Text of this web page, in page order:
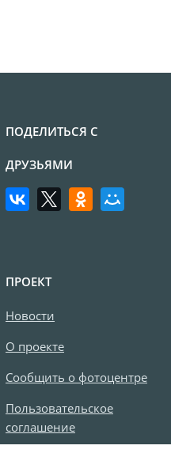
ПОДЕЛИТЬСЯ С
ДРУЗЬЯМИ
ПРОЕКТ
Новости
О проекте
Сообщить о фотоцентре
Пользовательское
соглашение